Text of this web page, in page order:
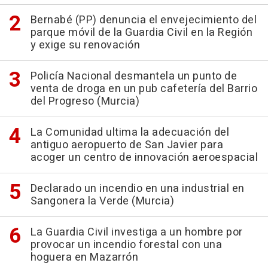
Bernabé (PP) denuncia el envejecimiento del
parque móvil de la Guardia Civil en la Región
y exige su renovación
Policía Nacional desmantela un punto de
venta de droga en un pub cafetería del Barrio
del Progreso (Murcia)
La Comunidad ultima la adecuación del
antiguo aeropuerto de San Javier para
acoger un centro de innovación aeroespacial
Declarado un incendio en una industrial en
Sangonera la Verde (Murcia)
La Guardia Civil investiga a un hombre por
provocar un incendio forestal con una
hoguera en Mazarrón